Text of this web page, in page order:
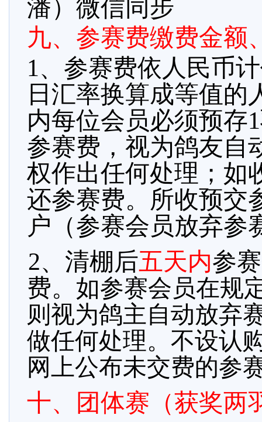
潘）微信同步
九、参赛费缴费金额
1、参赛费依人民币
日汇率换算成等值的
内每位会员必须预存
参赛费，视为鸽友自
权作出任何处理；如
还参赛费。所收预交
户（参赛会员放弃参
2、清棚后五天内参
费。 如参赛会员在规
则视为鸽主自动放弃
做任何处理。 不设认
网上公布未交费的参
十、团体赛（获奖两